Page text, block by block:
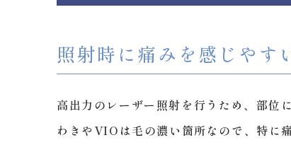
照射時に痛みを感じやす
高出力のレーザー照射を行うため、部位
わきやVIOは毛の濃い箇所なので、特に